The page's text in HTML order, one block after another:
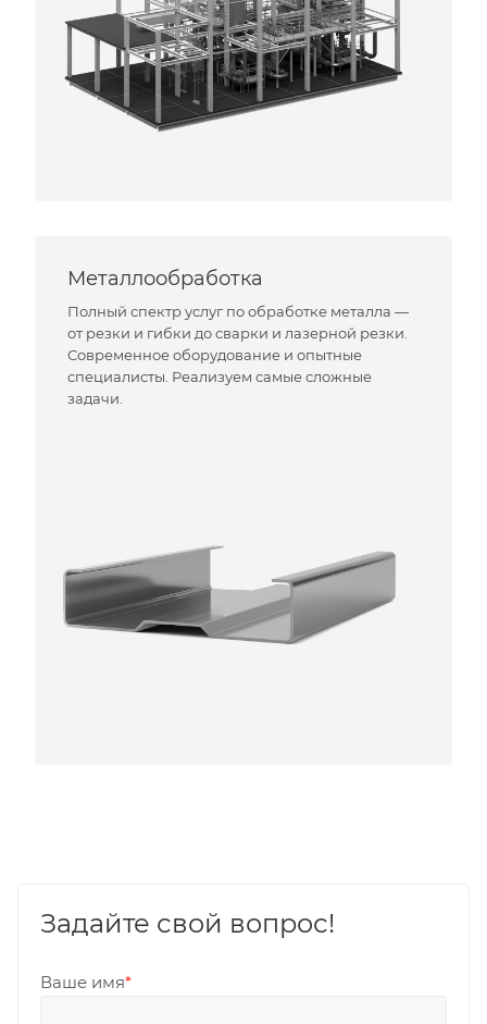
Металлообработка
Полный спектр услуг по обработке металла —
от резки и гибки до сварки и лазерной резки.
Современное оборудование и опытные
специалисты. Реализуем самые сложные
задачи.
Задайте свой вопрос!
Ваше имя*